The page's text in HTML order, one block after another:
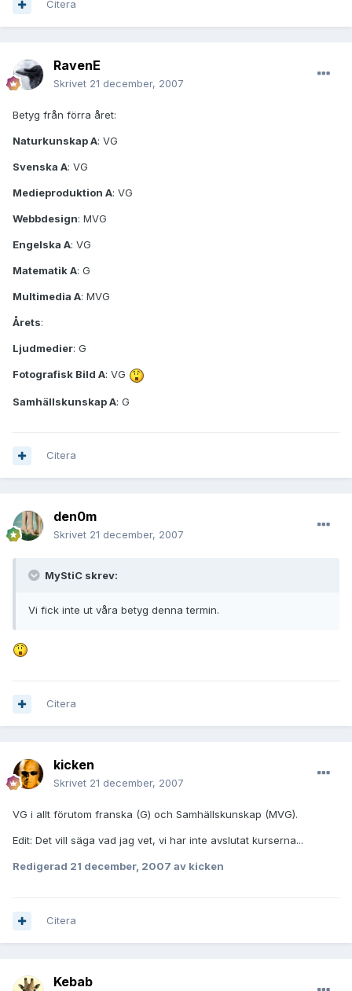
Citera
RavenE
Skrivet 21 december, 2007
Betyg från förra året:
Naturkunskap A: VG
Svenska A: VG
Medieproduktion A: VG
Webbdesign: MVG
Engelska A: VG
Matematik A: G
Multimedia A: MVG
Årets:
Ljudmedier: G
Fotografisk Bild A: VG
Samhällskunskap A: G
Citera
den0m
Skrivet 21 december, 2007
MyStiC skrev:
Vi fick inte ut våra betyg denna termin.
Citera
kicken
Skrivet 21 december, 2007
VG i allt förutom franska (G) och Samhällskunskap (MVG).
Edit: Det vill säga vad jag vet, vi har inte avslutat kurserna...
Redigerad 21 december, 2007 av kicken
Citera
Kebab